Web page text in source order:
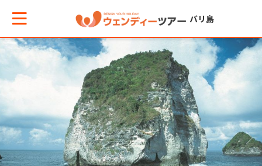
バリ島
メインメニューへ戻る
マから現地ツアーを探す
ツアー
メインメニューへ戻る
アからお役立ち情報を探す
戻る
観光ツアー
夕方発観光
戻る
離島ツアー
レンボンガン島
戻る
エステ＆スパ予約
マッサージ
戻る
体験/アクティビティ
人気体験/アクティビ
戻る
クルーズ
デイクルーズ
戻る
動物
オラウータン
戻る
バリ島発インドネシ
ジョグジャカルタ
戻る
バリ島発インドネシ
東ティモール
戻る
世界遺産
ボロブドゥール遺跡